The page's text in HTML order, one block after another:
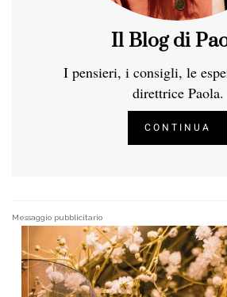
Il Blog di
I pensieri, i consigli, le
direttrice Paola.
CONTINUA
Messaggio pubblicitario